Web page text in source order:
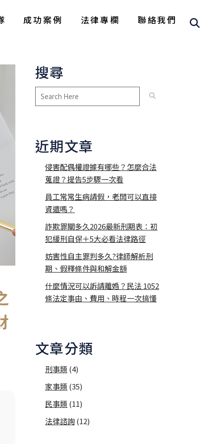
成功案例 法律專欄 聯絡我們
搜尋
近期文章
侵害配偶權證據有哪些？怎麼合法
蒐證？提告5步驟一次看
員工常常生病請假，老闆可以直接
資遣嗎？
詐欺罪關多久2026最新刑期表：初
犯緩刑自保＋5大必看法律路徑
妨害性自主罪判多久?律師解析刑
期、假釋條件與和解金額
什麼情況可以訴請離婚？民法 1052
條法定事由、費用、時程一次搞懂
文章分類
刑事類 (4)
家事類 (35)
民事類 (11)
法律諮詢(12)